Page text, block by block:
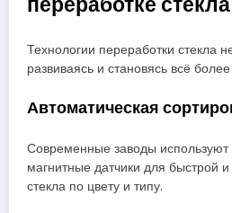
Технологии переработки стекла
развиваясь и становясь всё
Автоматическая
Современные заводы используют
магнитные датчики для быстрой и
стекла по цвету и типу.